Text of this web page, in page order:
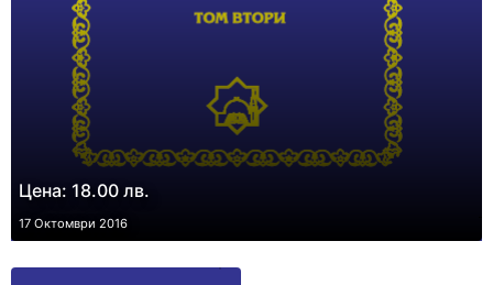
Цена: 18.00 лв.
17 Октомври 2016